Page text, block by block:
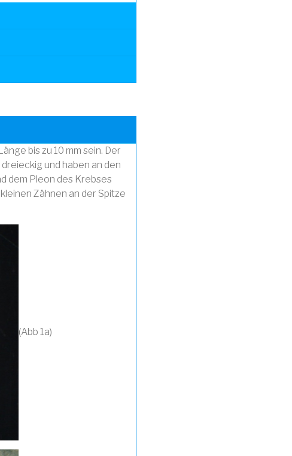
bis zu 10 mm sein. Der
und haben an den
dem Pleon des Krebses
Zähnen an der Spitze
(Abb 1a)